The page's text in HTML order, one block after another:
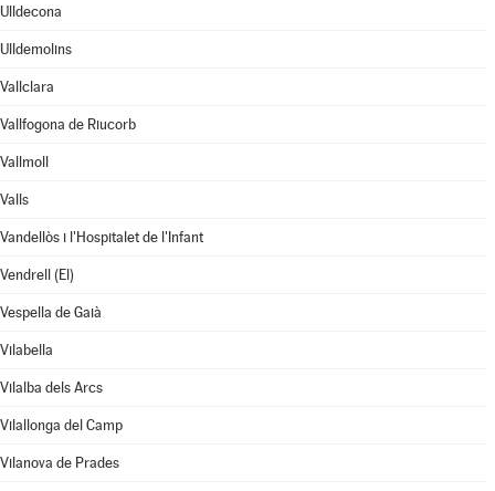
Ulldecona
Ulldemolins
Vallclara
Vallfogona de Riucorb
Vallmoll
Valls
Vandellòs i l'Hospitalet de l'Infant
Vendrell (El)
Vespella de Gaià
Vilabella
Vilalba dels Arcs
Vilallonga del Camp
Vilanova de Prades